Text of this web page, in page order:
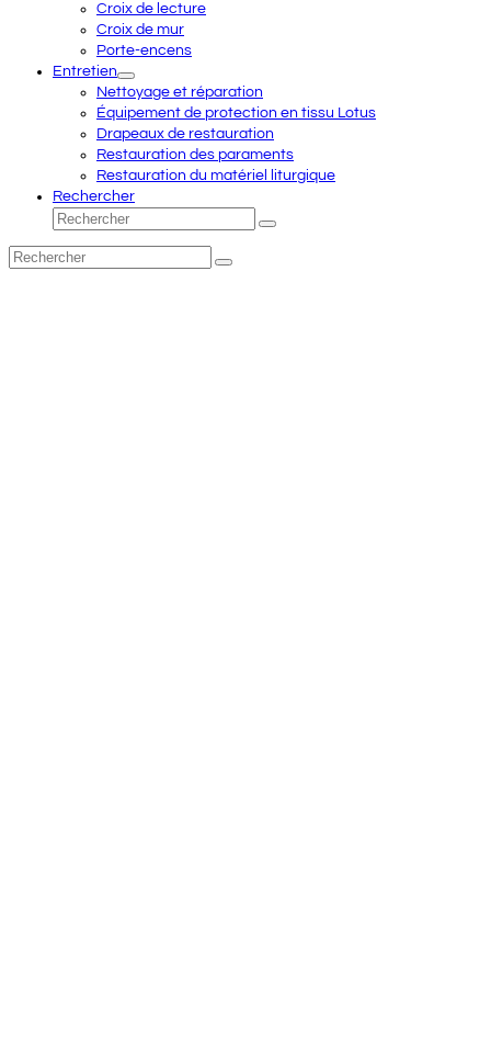
Croix de lecture
Croix de mur
Porte-encens
Entretien
Nettoyage et réparation
Équipement de protection en tissu Lotus
Drapeaux de restauration
Restauration des paraments
Restauration du matériel liturgique
Rechercher
Rechercher
Envoyer
Rechercher
Envoyer